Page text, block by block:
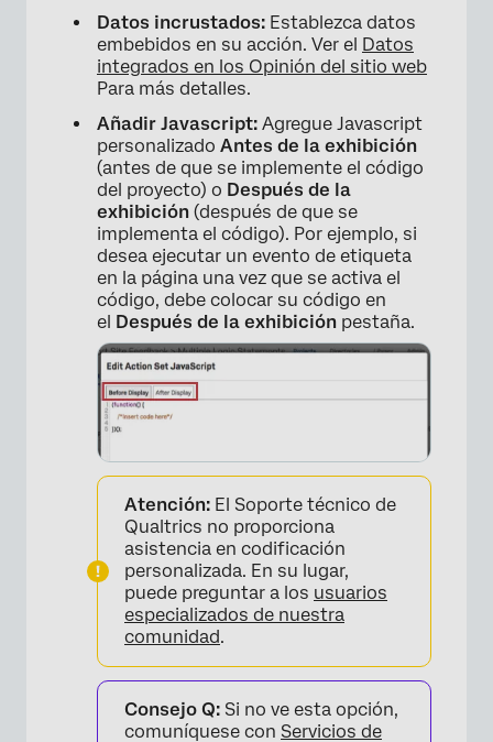
Datos incrustados: Establezca datos
embebidos en su acción. Ver el Datos
integrados en los Opinión del sitio web
Para más detalles.
Añadir Javascript: Agregue Javascript
personalizado Antes de la exhibición
(antes de que se implemente el código
del proyecto) o Después de la
exhibición (después de que se
implementa el código). Por ejemplo, si
desea ejecutar un evento de etiqueta
en la página una vez que se activa el
código, debe colocar su código en
el Después de la exhibición pestaña.
Atención: El Soporte técnico de
Qualtrics no proporciona
asistencia en codificación
personalizada. En su lugar,
puede preguntar a los usuarios
especializados de nuestra
comunidad.
Consejo Q: Si no ve esta opción,
comuníquese con Servicios de